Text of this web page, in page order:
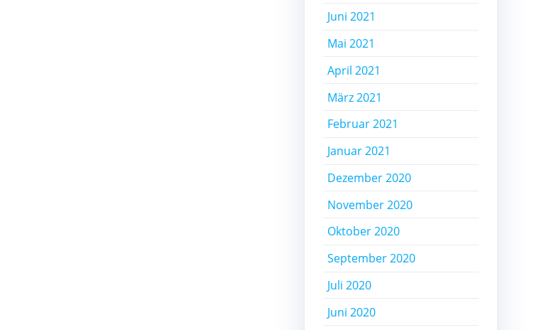
Juni 2021
Mai 2021
April 2021
März 2021
Februar 2021
Januar 2021
Dezember 2020
November 2020
Oktober 2020
September 2020
Juli 2020
Juni 2020